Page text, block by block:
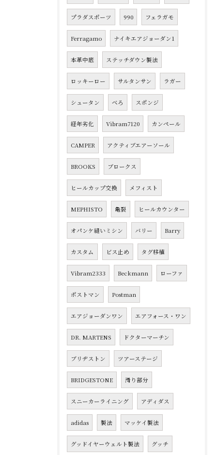
プラダスポーツ 990 フェラガモ
Ferragamo ナイキエアジョーダン1
本革中底 ステッチダウン製法
ロッキーロー サルタンサン ラガー
シュータン べろ スポンジ
経年劣化 Vibram7120 カンペール
CAMPER アクティブエアーソール
BROOKS ブロークス
ヒールカップ交換 メフィスト
MEPHISTO 亀裂 ヒールカウンター
オパンケ縫いミシン バリー Barry
カスタム ビス止め タグ移植
Vibram2333 Beckmann ローファ
ポストマン Postman
エアジョーダンワン エアフォース・ワン
DR. MARTENS ドクターマーチン
ブリヂストン ツアーステージ
BRIDGESTONE 滑り部分
スニーカーライニング アディダス
adidas 製法 マッケイ製法
グッドイヤーウェルト製法 グッチ